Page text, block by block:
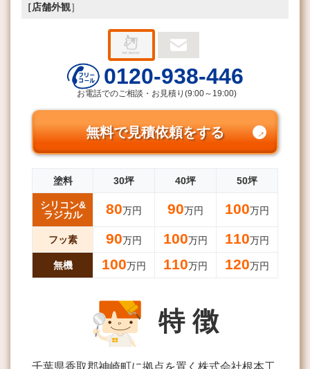
［店舗外観］
0120-938-446
お電話でのご相談・お見積り(9:00～19:00)
無料で見積依頼をする
塗料 30坪 40坪 50坪
シリコン&
ラジカル
80万円 90万円 100万円
フッ素 90万円 100万円 110万円
無機 100万円 110万円 120万円
特 徴